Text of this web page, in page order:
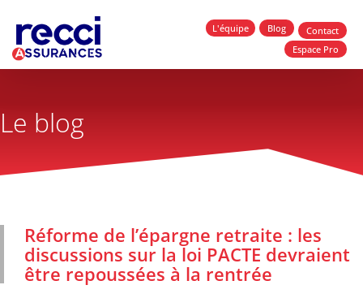
L'équipe Blog
Contact
Espace Pro
Le blog
Réforme de l’épargne retraite : les
discussions sur la loi PACTE devraient
être repoussées à la rentrée